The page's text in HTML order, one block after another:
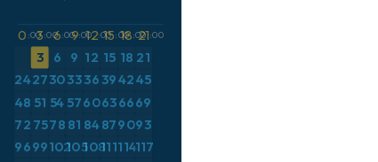
イタリア
オーストリア
カリブ海
スイス
CAPE
気圧
気温異常（2m）
気温（2m）
0 :00
3:006:009:0012:00
15:00
18:00
21:00
3 6 9 12 15 18 21
2427303336 394245
48 51 54 5760636669
72 7578 81 84879093
9699102105108111114117